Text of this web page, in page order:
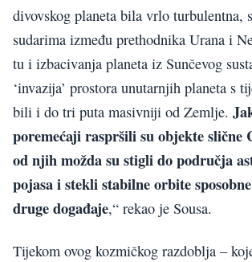
divovskog planeta bila vrlo turbulentna,
sudarima između prethodnika Urana i
tu i izbacivanja planeta iz Sunčevog
‘invazija’ prostora unutarnjih planeta s
bili i do tri puta masivniji od Zemlje.
poremećaji raspršili su objekte slične
od njih možda su stigli do područja
pojasa i stekli stabilne orbite
druge događaje,“ rekao je Sousa.
Tijekom ovog kozmičkog razdoblja –